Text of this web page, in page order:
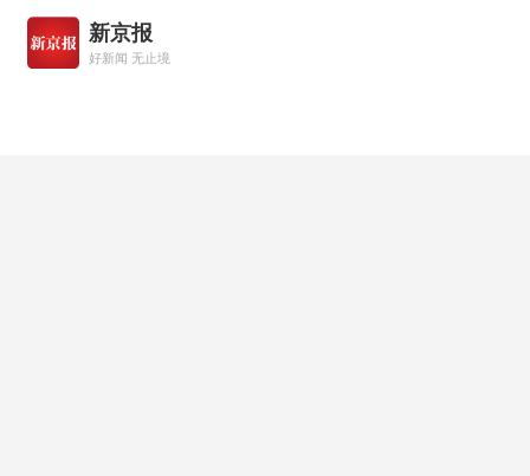
新京报
好新闻 无止境